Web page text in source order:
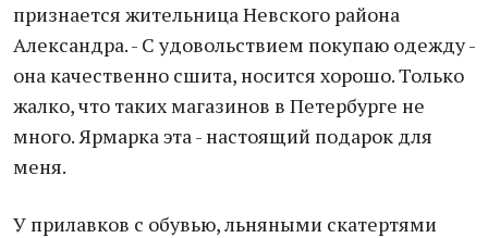
признается жительница Невского района
Александра. - С удовольствием покупаю одежду -
она качественно сшита, носится хорошо. Только
жалко, что таких магазинов в Петербурге не
много. Ярмарка эта - настоящий подарок для
меня.
У прилавков с обувью, льняными скатертями